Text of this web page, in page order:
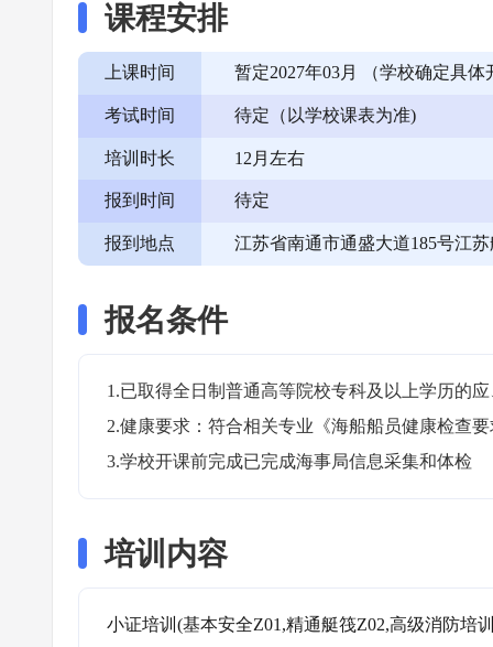
课程安排
上课时间 暂定2027年03月 （学校确定具
考试时间 待定（以学校课表为准)
培训时长 12月左右
报到时间 待定
报到地点 江苏省南通市通盛大道185号江
报名条件
1.已取得全日制普通高等院校专科及以上学历的
2.健康要求：符合相关专业《海船船员健康检查
3.学校开课前完成已完成海事局信息采集和体检
培训内容
小证培训(基本安全Z01,精通艇筏Z02,高级消防培